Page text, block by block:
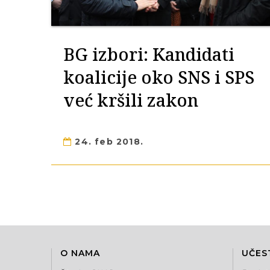
BG izbori: Kandidati
koalicije oko SNS i SPS
već kršili zakon
24. feb 2018.
O NAMA